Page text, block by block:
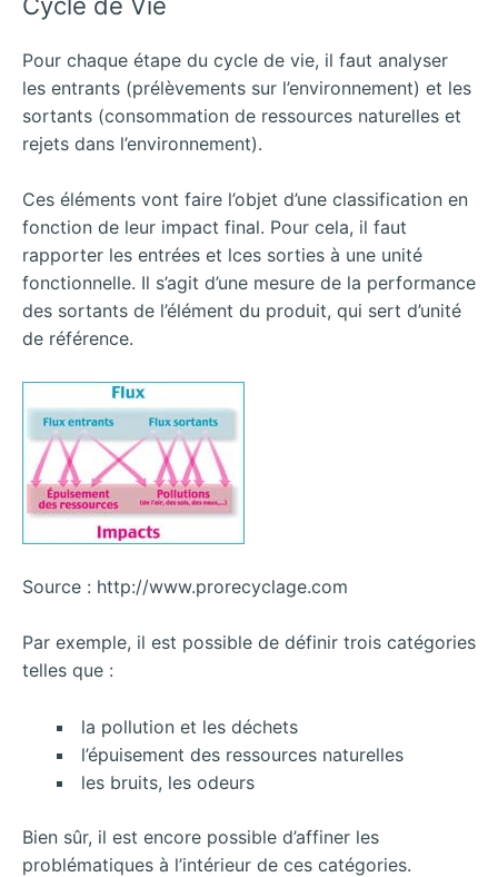
Pour chaque étape du cycle de vie, il faut analyser
les entrants (prélèvements sur l’environnement) et les
sortants (consommation de ressources naturelles et
rejets dans l’environnement).
Ces éléments vont faire l’objet d’une classification en
fonction de leur impact final. Pour cela, il faut
rapporter les entrées et lces sorties à une unité
fonctionnelle. Il s’agit d’une mesure de la performance
des sortants de l’élément du produit, qui sert d’unité
de référence.
Source : http://www.prorecyclage.com
Par exemple, il est possible de définir trois catégories
telles que :
la pollution et les déchets
l’épuisement des ressources naturelles
les bruits, les odeurs
Bien sûr, il est encore possible d’affiner les
problématiques à l’intérieur de ces catégories.